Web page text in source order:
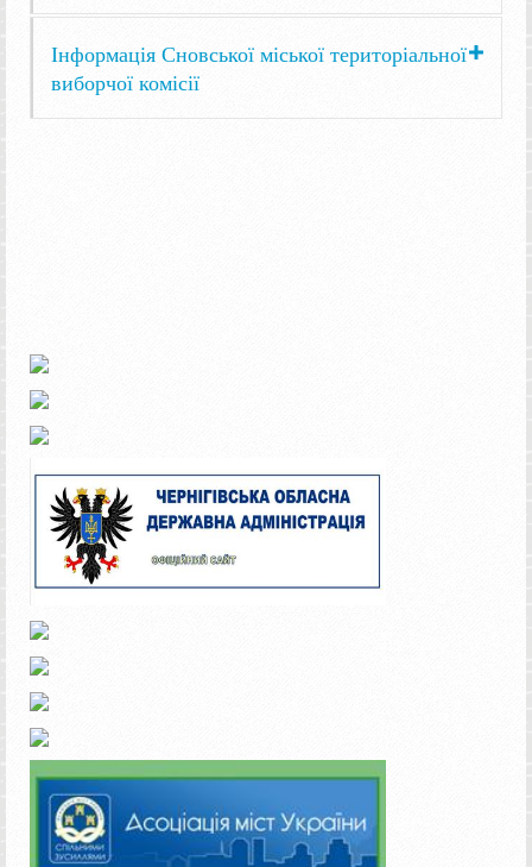
Інформація Сновської міської територіальної
виборчої комісії